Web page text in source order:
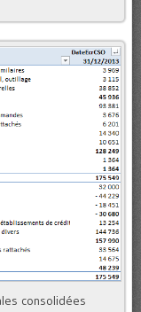
consolidées